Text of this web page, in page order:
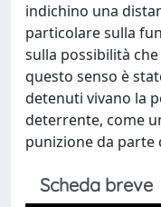
indichino una
particolare sulla
sulla possibilità
questo senso è
detenuti vivano la
deterrente, come
punizione da parte
Scheda breve